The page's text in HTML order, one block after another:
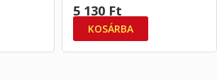
5 130 Ft
KOSÁRBA